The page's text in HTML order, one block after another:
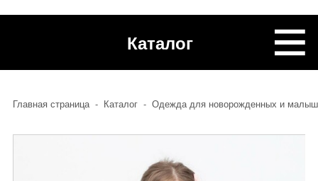
Каталог
Главная страница - Каталог - Одежда для новорожденных и